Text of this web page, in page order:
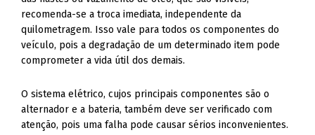
recomenda-se a troca imediata, independente da
quilometragem. Isso vale para todos os componentes do
veículo, pois a degradação de um determinado item pode
comprometer a vida útil dos demais.
O sistema elétrico, cujos principais componentes são o
alternador e a bateria, também deve ser verificado com
atenção, pois uma falha pode causar sérios inconvenientes.